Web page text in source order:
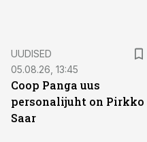
UUDISED
05.08.26, 13:45
Coop Panga uus
personalijuht on Pirkko
Saar